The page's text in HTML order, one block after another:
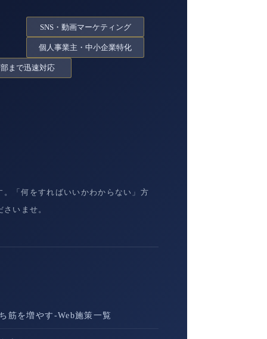
SNS・動画マーケティング
個人事業主・中小企業特化
まで迅速対応
。「何をすればいいかわからない」方
いませ。
筋を増やす-Web施策一覧